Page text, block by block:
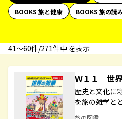
BOOKS 旅と健康
BOOKS 旅の読
41〜60件/271件中 を表示
Ｗ１１ 世
歴史と文化に
を旅の雑学と